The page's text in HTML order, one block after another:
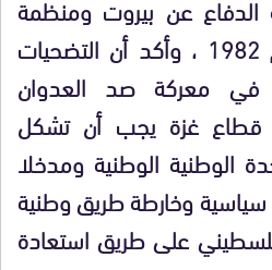
عن بيروت ومنظمة
التحرير الفلسطينية عام 1982 ، وأكد أن التضحيات
في معركة صد العدوان
قطاع غزة يجب أن تشكل
الوطنية الوطنية ومدخلا
سياسية وخارطة طريق وطنية
على طريق استعادة